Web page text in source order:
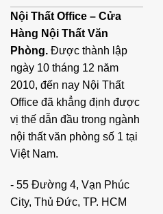
Nội Thất Office – Cửa
Hàng Nội Thất Văn
Phòng. Được thành lập
ngày 10 tháng 12 năm
2010, đến nay Nội Thất
Office đã khẳng định được
vị thế dẫn đầu trong ngành
nội thất văn phòng số 1 tại
Việt Nam.
- 55 Đường 4, Vạn Phúc
City, Thủ Đức, TP. HCM